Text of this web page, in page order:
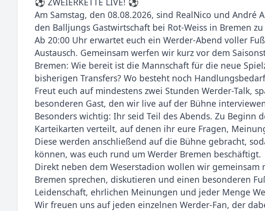
Am Samstag, den 08.08.2026, sind RealNico und André
den Balljungs Gastwirtschaft bei Rot-Weiss in Bremen zu
Ab 20:00 Uhr erwartet euch ein Werder-Abend voller
Austausch. Gemeinsam werfen wir kurz vor dem
Bremen: Wie bereit ist die Mannschaft für die neue
bisherigen Transfers? Wo besteht noch
Freut euch auf mindestens zwei Stunden Werder-Talk,
besonderen Gast, den wir live auf der Bühne
Besonders wichtig: Ihr seid Teil des Abends. Zu Beginn
Karteikarten verteilt, auf denen ihr eure Fragen,
Diese werden anschließend auf die Bühne gebracht,
können, was euch rund um Werder Bremen beschäftigt.
Direkt neben dem Weserstadion wollen wir gemeinsam
Bremen sprechen, diskutieren und einen besonderen
Leidenschaft, ehrlichen Meinungen und jeder Menge
Wir freuen uns auf jeden einzelnen Werder-Fan, der